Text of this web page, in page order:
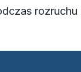
rozruchu